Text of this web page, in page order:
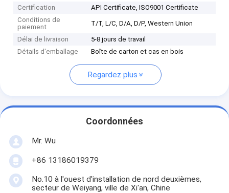
Certification
API Certificate, ISO9001 Certificate
Conditions de
paiement
T/T, L/C, D/A, D/P, Western Union
Délai de livraison
5-8 jours de travail
Détails d'emballage
Boîte de carton et cas en bois
Regardez plus
Coordonnées
Mr. Wu
+86 13186019379
No.10 à l'ouest d'installation de nord deuxièmes,
secteur de Weiyang, ville de Xi'an, Chine